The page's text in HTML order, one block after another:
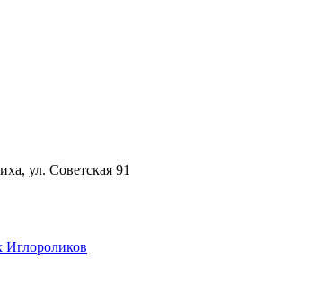
ул. Советская 91